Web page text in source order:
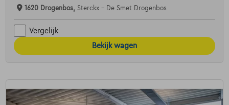
1620 Drogenbos, Sterckx - De Smet Drogenbos
Vergelijk
Bekijk wagen